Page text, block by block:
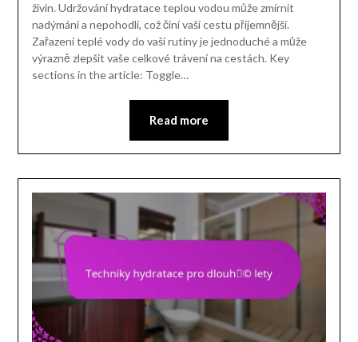
živin. Udržování hydratace teplou vodou může zmírnit
nadýmání a nepohodlí, což činí vaši cestu příjemnější.
Zařazení teplé vody do vaší rutiny je jednoduché a může
výrazně zlepšit vaše celkové trávení na cestách. Key
sections in the article: Toggle…
Read more